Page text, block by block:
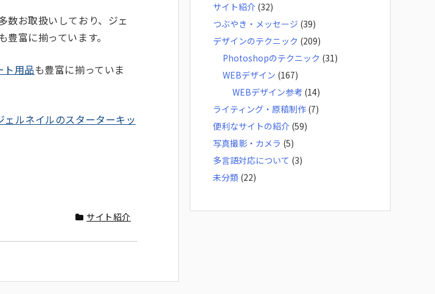
数お取扱いしており、ジェ
富に揃っています。
ト用品も豊富に揃っていま
ェルネイルのスターターキッ
サイト紹介
サイト紹介 (32)
つぶやき・メッセージ (39)
デザインのテクニック (209)
Photoshopのテクニック (31)
WEBデザイン (167)
WEBデザイン参考 (14)
ライティング・原稿制作 (7)
便利なサイトの紹介 (59)
写真撮影・カメラ (5)
多言語対応について (3)
未分類 (22)